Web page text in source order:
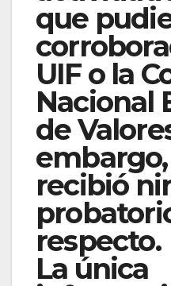
que
UIF o la
Nacional
de
recibió
respecto.
La única